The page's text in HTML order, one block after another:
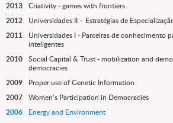
2013 Criativity - games with frontiers
2012
Universidades II – Estratégias de
2011
Universidades I - Parceiras de conhecimento
inteligentes
2010 Social Capital & Trust - mobilization and
democracies
2009
Proper use of Genetic Information
2007 Women’s Participation in Democracies
2006
Energy and Environment